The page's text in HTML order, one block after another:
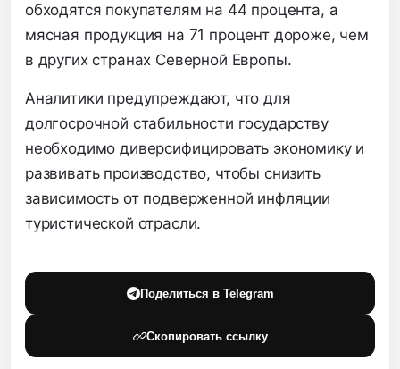
обходятся покупателям на 44 процента, а
мясная продукция на 71 процент дороже, чем
в других странах Северной Европы.
Аналитики предупреждают, что для
долгосрочной стабильности государству
необходимо диверсифицировать экономику и
развивать производство, чтобы снизить
зависимость от подверженной инфляции
туристической отрасли.
Поделиться в Telegram
Скопировать ссылку